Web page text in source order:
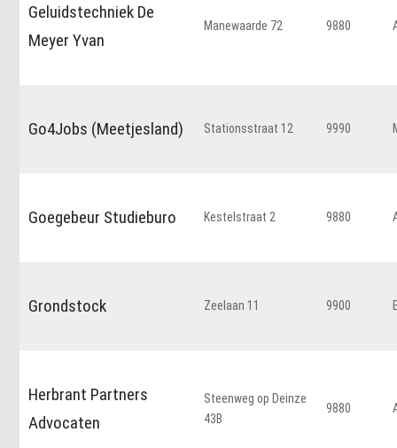
Geluidstechniek De
Meyer Yvan
Manewaarde 72 9880
Go4Jobs (Meetjesland) Stationsstraat 12 9990
Goegebeur Studieburo Kestelstraat 2 9880
Grondstock Zeelaan 11 9900
Herbrant Partners
Advocaten
Steenweg op Deinze
43B
9880